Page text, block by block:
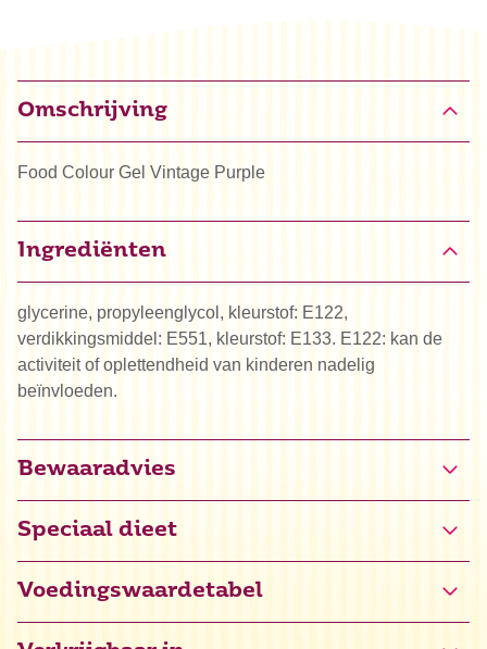
Omschrijving
Food Colour Gel Vintage Purple
Ingrediënten
glycerine, propyleenglycol, kleurstof: E122,
verdikkingsmiddel: E551, kleurstof: E133. E122: kan de
activiteit of oplettendheid van kinderen nadelig
beïnvloeden.
Bewaaradvies
Speciaal dieet
Halal
Voedingswaardetabel